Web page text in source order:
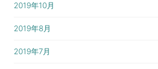
2019年10月
2019年8月
2019年7月